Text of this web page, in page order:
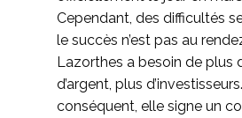
Cependant, des difficultés
le succès n’est pas au
Lazorthes a besoin de plus
d’argent, plus
conséquent, elle signe un